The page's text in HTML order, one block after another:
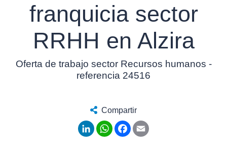
franquicia sector
RRHH en Alzira
Oferta de trabajo sector Recursos humanos -
referencia 24516
Compartir
LinkedInWhatsApp
Facebook